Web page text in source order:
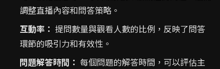
調整直播內容和問答策略。
互動率： 提問數量與觀看人數的比例，反映了問答
環節的吸引力和有效性。
問題解答時間： 每個問題的解答時間，可以評估主